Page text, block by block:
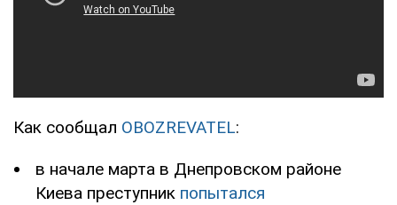
Как сообщал OBOZREVATEL:
в начале марта в Днепровском районе
Киева преступник попытался